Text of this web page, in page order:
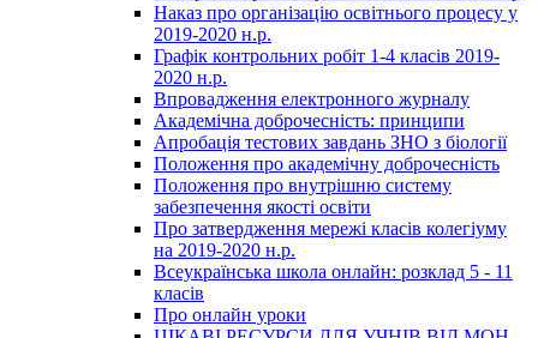
Наказ про організацію освітнього процесу у
2019-2020 н.р.
Графік контрольних робіт 1-4 класів 2019-
2020 н.р.
Впровадження електронного журналу
Академічна доброчесність: принципи
Апробація тестових завдань ЗНО з біології
Положення про академічну доброчесність
Положення про внутрішню систему
забезпечення якості освіти
Про затвердження мережі класів колегіуму
на 2019-2020 н.р.
Всеукраїнська школа онлайн: розклад 5 - 11
класів
Про онлайн уроки